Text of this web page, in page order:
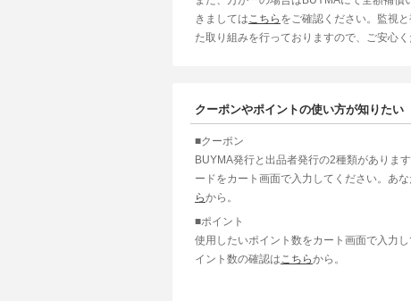
きましては こちら をご確認ください。監視
た取り組みを行っておりますので、ご安心く
クーポンやポイントの使い方が知りたい
■クーポン
BUYMA発行と出品者発行の2種類がありま
ードをカート画面で入力してください。あ
らから。
■ポイント
使用したいポイント数をカート画面で入力
イント数の確認は こちらから。